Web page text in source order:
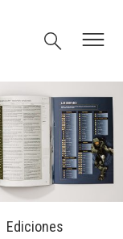
Search Menu
Ediciones